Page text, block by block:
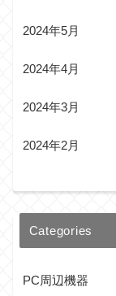
2024年5月
2024年4月
2024年3月
2024年2月
Categories
PC周辺機器